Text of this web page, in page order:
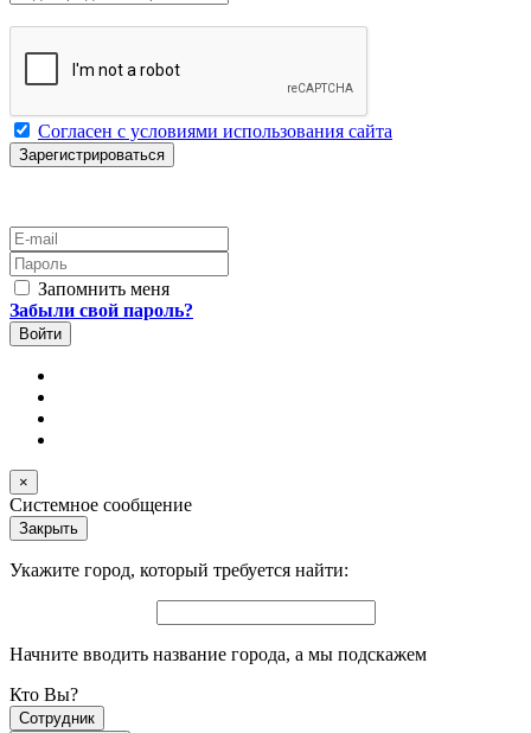
Согласен с условиями использования сайта
E-mail
Пароль
Запомнить меня
Забыли свой пароль?
×
Системное сообщение
Закрыть
Укажите город, который требуется найти:
Начните вводить название города, а мы подскажем
Кто Вы?
Сотрудник